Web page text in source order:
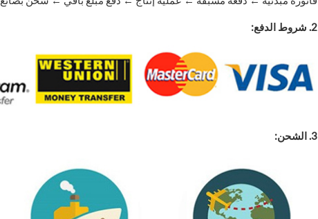
2. شروط الدفع:
3. الشحن: